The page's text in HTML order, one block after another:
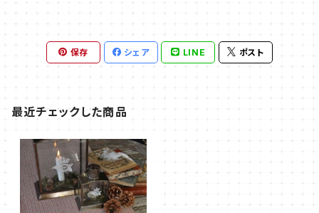
保存 シェア LINE ポスト
最近チェックした商品